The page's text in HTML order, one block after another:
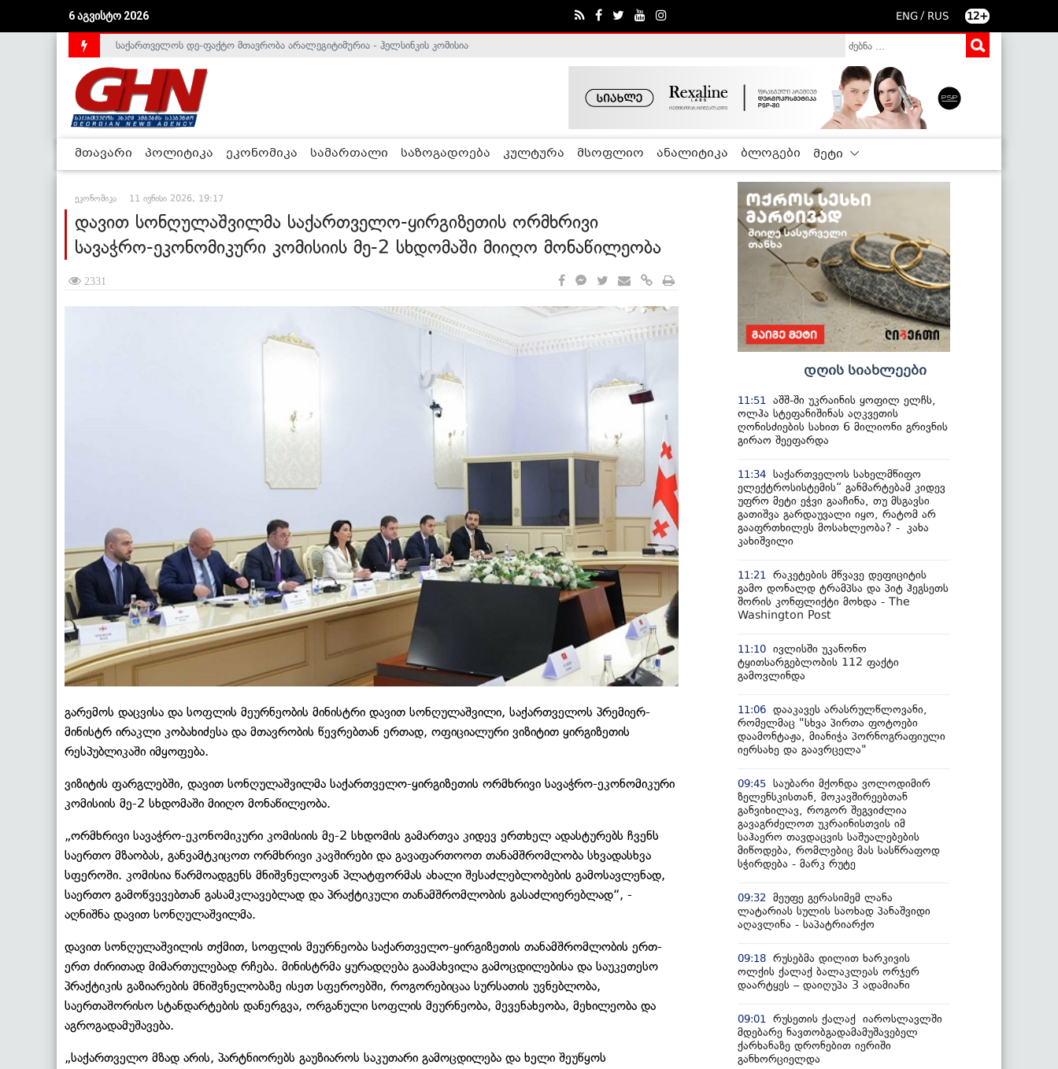
6 აგვისტო 2026 ENG / RUS 12+
მთავარი პოლიტიკა ეკონომიკა სამართალი საზოგადოება კულტურა მსოფლიო ანალიტიკა ბლოგები მეტი
ეკონომიკა 11 ივნისი 2026, 19:17
დავით სონღულაშვილმა საქართველო-ყირგიზეთის ორმხრივი
სავაჭრო-ეკონომიკური კომისიის მე-2 სხდომაში მიიღო მონაწილეობა
2331
გარემოს დაცვისა და სოფლის მეურნეობის მინისტრი დავით სონღულაშვილი, საქართველოს პრემიერ-
მინისტრ ირაკლი კობახიძესა და მთავრობის წევრებთან ერთად, ოფიციალური ვიზიტით ყირგიზეთის
რესპუბლიკაში იმყოფება.
ვიზიტის ფარგლებში, დავით სონღულაშვილმა საქართველო-ყირგიზეთის ორმხრივი სავაჭრო-ეკონომიკური
კომისიის მე-2 სხდომაში მიიღო მონაწილეობა.
„ორმხრივი სავაჭრო-ეკონომიკური კომისიის მე-2 სხდომის გამართვა კიდევ ერთხელ ადასტურებს ჩვენს
საერთო მზაობას, განვამტკიცოთ ორმხრივი კავშირები და გავაფართოოთ თანამშრომლობა სხვადასხვა
სფეროში. კომისია წარმოადგენს მნიშვნელოვან პლატფორმას ახალი შესაძლებლობების გამოსავლენად,
საერთო გამოწვევებთან გასამკლავებლად და პრაქტიკული თანამშრომლობის გასაძლიერებლად“, -
აღნიშნა დავით სონღულაშვილმა.
დავით სონღულაშვილის თქმით, სოფლის მეურნეობა საქართველო-ყირგიზეთის თანამშრომლობის ერთ-
ერთ ძირითად მიმართულებად რჩება. მინისტრმა ყურადღება გაამახვილა გამოცდილებისა და საუკეთესო
პრაქტიკის გაზიარების მნიშვნელობაზე ისეთ სფეროებში, როგორებიცაა სურსათის უვნებლობა,
საერთაშორისო სტანდარტების დანერგვა, ორგანული სოფლის მეურნეობა, მევენახეობა, მეხილეობა და
აგროგადამუშავება.
„საქართველო მზად არის, პარტნიორებს გაუზიაროს საკუთარი გამოცდილება და ხელი შეუწყოს
დღის სიახლეები
11:51
აშშ-ში უკრაინის ყოფილ ელჩს,
ოლჰა სტეფანიშინას აღკვეთის
ღონისძიების სახით 6 მილიონი გრივნის
გირაო შეეფარდა
11:34 საქართველოს სახელმწიფო
ელექტროსისტემის“ განმარტებამ კიდევ
უფრო მეტი ეჭვი გააჩინა, თუ მსგავსი
გათიშვა გარდაუვალი იყო, რატომ არ
გააფრთხილეს მოსახლეობა? - კახა
კახიშვილი
11:21
რაკეტების მწვავე დეფიციტის
გამო დონალდ ტრამპსა და პიტ ჰეგსეთს
შორის კონფლიქტი მოხდა - The
Washington Post
11:10 ივლისში უკანონო
ტყითსარგებლობის 112 ფაქტი
გამოვლინდა
11:06 დააკავეს არასრულწლოვანი,
რომელმაც "სხვა პირთა ფოტოები
დაამონტაჟა, მიანიჭა პორნოგრაფიული
იერსახე და გაავრცელა"
09:45 საუბარი მქონდა ვოლოდიმირ
ზელენსკისთან, მოკავშირეებთან
განვიხილავ, როგორ შეგვიძლია
გავაგრძელოთ უკრაინისთვის იმ
საჰაერო თავდაცვის საშუალებების
მიწოდება, რომლებიც მას სასწრაფოდ
სჭირდება - მარკ რუტე
09:32
მეუფე გერასიმემ ლანა
ლატარიას სულის საოხად პანაშვიდი
აღავლინა - საპატრიარქო
09:18 რუსებმა დილით ხარკივის
ოლქის ქალაქ ბალაკლეას ორჯერ
დაარტყეს – დაიღუპა 3 ადამიანი
09:01
რუსეთის ქალაქ იაროსლავლში
მდებარე ნავთობგადამამუშავებელ
ქარხანაზე დრონებით იერიში
განხორციელდა